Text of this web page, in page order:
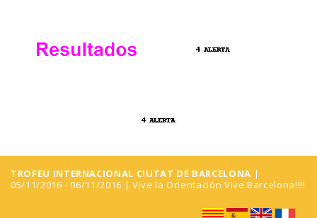
TROFEU INTERNACIONAL CIUTAT DE BARCELONA |
05/11/2016 - 06/11/2016 | Vive la Orientación Vive Barcelona!!!!